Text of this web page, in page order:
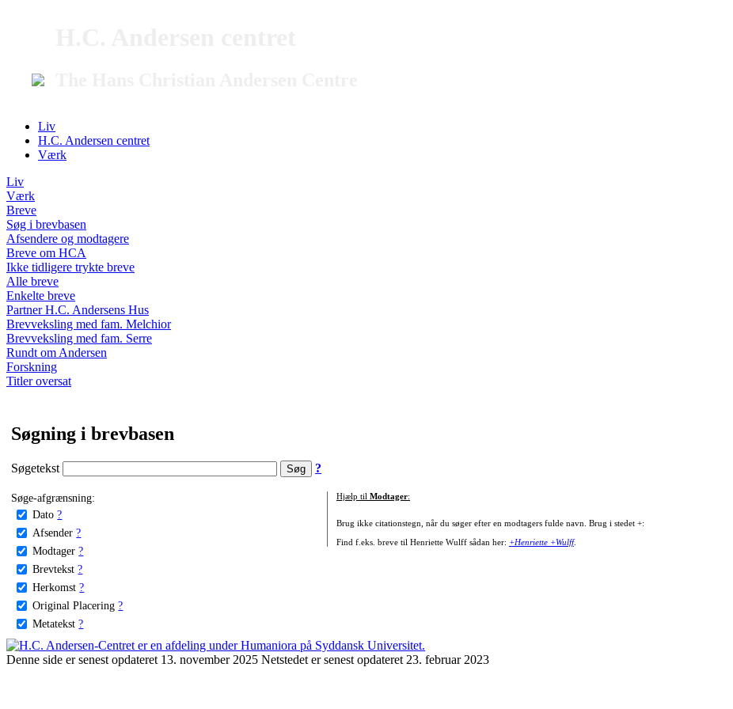
Liv
H.C. Andersen centret
Værk
Liv
Værk
Breve
Søg i brevbasen
Afsendere og modtagere
Breve om HCA
Ikke tidligere trykte breve
Alle breve
Enkelte breve
Partner H.C. Andersens Hus
Brevveksling med fam. Melchior
Brevveksling med fam. Serre
Rundt om Andersen
Forskning
Titler oversat
Søgning i brevbasen
Søgetekst ?
Søge-afgrænsning:
Dato ?
Afsender ?
Modtager ?
Brevtekst ?
Herkomst ?
Original Placering ?
Metatekst ?
Hjælp til Modtager:
Brug ikke citationstegn, når du søger efter en modtagers fulde navn. Brug i stedet +:
Find f.eks. breve til Henriette Wulff sådan her: +Henriette +Wulff.
Denne side er senest opdateret 13. november 2025 Netstedet er senest opdateret 23. februar 2023